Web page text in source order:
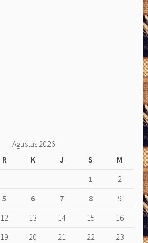
Agustus 2026
R K J S
M
1
2
5 6 7 8
9
12 13 14 15
16
19 20 21 22
23